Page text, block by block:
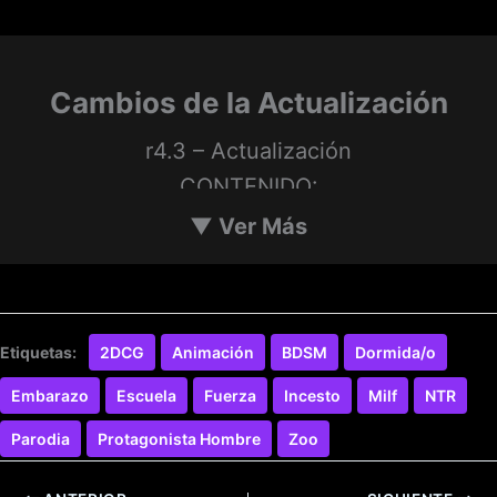
Cambios de la Actualización
r4.3 – Actualización
CONTENIDO:
Día 33: ¡Nuevas escenas con Ma-sha!
Día 40: Nueva escena con Summer.
CAMBIOS:
Se movió la escena «Problemas futuros» del
▼ Ver Más
Etiquetas: 2DCG Animación BDSM Dormida/o
Embarazo Escuela Fuerza Incesto Milf NTR
Parodia Protagonista Hombre Zoo